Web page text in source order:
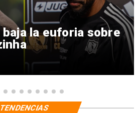
baja la euforia sobre
TENDENCIAS